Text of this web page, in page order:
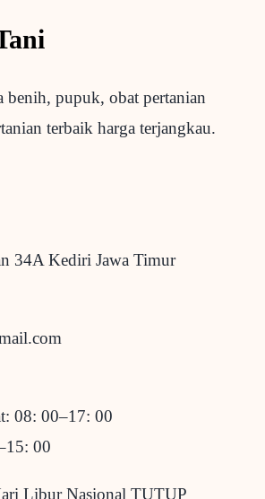
benih, pupuk, obat pertanian
terbaik harga terjangkau.
34A Kediri Jawa Timur
08: 00–17: 00
00
Libur Nasional TUTUP